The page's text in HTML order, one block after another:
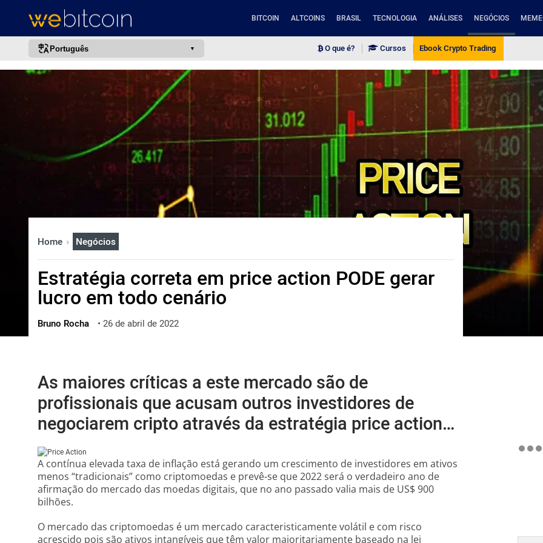
BITCOIN ALTCOINS BRASIL TECNOLOGIA ANÁLISES NEGÓCIOS
Português
português (BR)
italiano
한국어
العربية
ไทย
ქართული
O que é? Cursos Ebook Crypto Trading
Home Negócios
Estratégia correta em price action PODE gerar
lucro em todo cenário
Bruno Rocha • 26 de abril de 2022
As maiores críticas a este mercado são de
profissionais que acusam outros investidores de
negociarem cripto através da estratégia price action…
A contínua elevada taxa de inflação está gerando um crescimento de investidores em ativos
menos “tradicionais” como criptomoedas e prevê-se que 2022 será o verdadeiro ano de
afirmação do mercado das moedas digitais, que no ano passado valia mais de US$ 900
bilhões.
O mercado das criptomoedas é um mercado caracteristicamente volátil e com risco
acrescido pois são ativos intangíveis que têm valor maioritariamente baseado na lei